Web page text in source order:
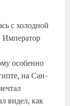
с холодной
Император
особенно
на Сан-
видел, как